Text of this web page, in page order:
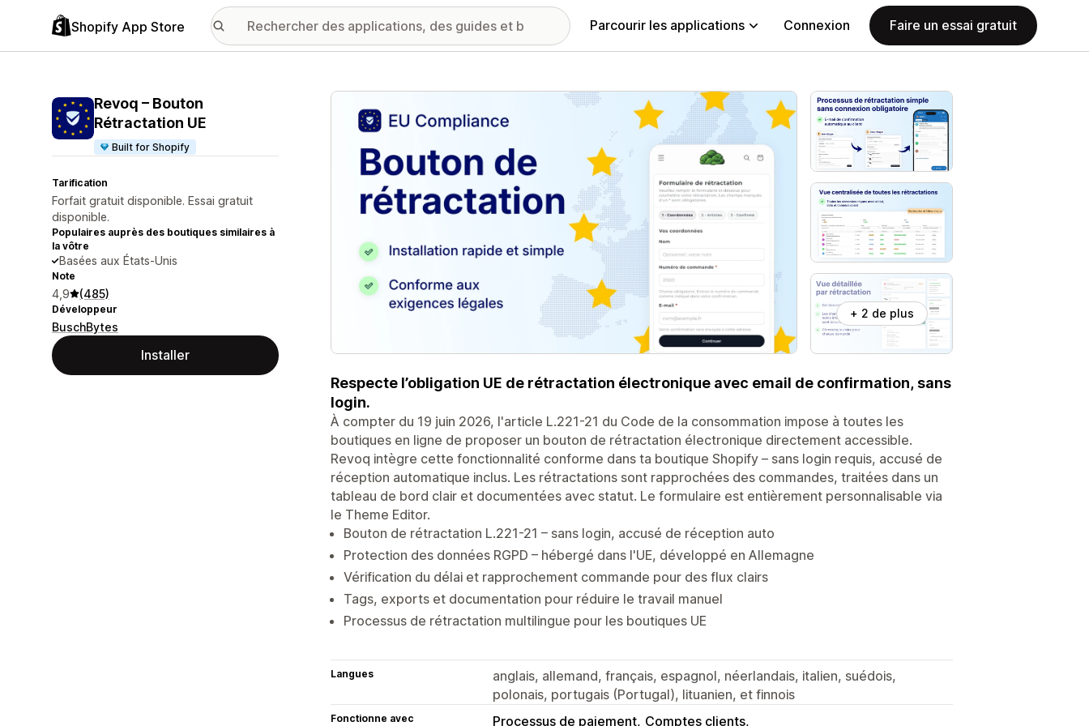
Shopify App Store Parcourir les applications Connexion Faire un essai gratuit
Revoq – Bouton
Rétractation UE
Built for Shopify
Tarification
Forfait gratuit disponible. Essai gratuit
disponible.
Populaires auprès des boutiques similaires à
la vôtre
Basées aux États-Unis
Note
4,9 (485)
Développeur
BuschBytes
Installer
Galerie d’images vedette
+ 2 de plus
Respecte l’obligation UE de rétractation électronique avec email de confirmation, sans
login.
À compter du 19 juin 2026, l'article L.221-21 du Code de la consommation impose à toutes les
boutiques en ligne de proposer un bouton de rétractation électronique directement accessible.
Revoq intègre cette fonctionnalité conforme dans ta boutique Shopify – sans login requis, accusé de
réception automatique inclus. Les rétractations sont rapprochées des commandes, traitées dans un
tableau de bord clair et documentées avec statut. Le formulaire est entièrement personnalisable via
le Theme Editor.
Bouton de rétractation L.221-21 – sans login, accusé de réception auto
Protection des données RGPD – hébergé dans l'UE, développé en Allemagne
Vérification du délai et rapprochement commande pour des flux clairs
Tags, exports et documentation pour réduire le travail manuel
Processus de rétractation multilingue pour les boutiques UE
Langues
anglais, allemand, français, espagnol, néerlandais, italien, suédois,
polonais, portugais (Portugal), lituanien, et finnois
Fonctionne avec Processus de paiement Comptes clients